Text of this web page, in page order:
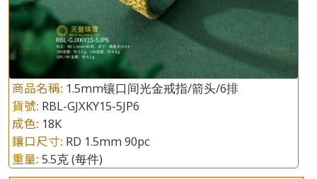
商品名稱: 1.5mm镶口间光金戒指/箭头/6排
貨號: RBL-GJXKY15-5JP6
成色: 18K
鑲口尺寸: RD 1.5mm 90pc
重量: 5.5克(每件)